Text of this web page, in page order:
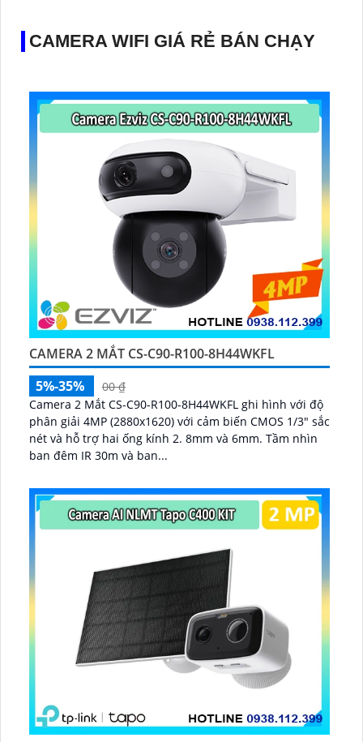
CAMERA WIFI GIÁ RẺ BÁN CHẠY
CAMERA 2 MẮT CS-C90-R100-8H44WKFL
5%-35%
00 ₫
Camera 2 Mắt CS-C90-R100-8H44WKFL ghi hình với độ
phân giải 4MP (2880x1620) với cảm biến CMOS 1/3" sắc
nét và hỗ trợ hai ống kính 2. 8mm và 6mm. Tầm nhìn
ban đêm IR 30m và ban...